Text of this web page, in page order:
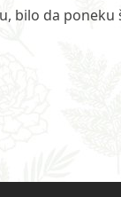
bilo da